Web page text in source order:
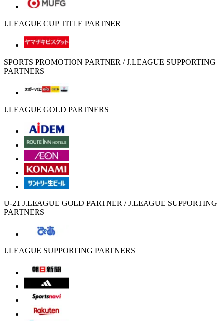
J.LEAGUE CUP TITLE PARTNER
SPORTS PROMOTION PARTNER / J.LEAGUE SUPPORTING
PARTNERS
J.LEAGUE GOLD PARTNERS
U-21 J.LEAGUE GOLD PARTNER / J.LEAGUE SUPPORTING
PARTNERS
J.LEAGUE SUPPORTING PARTNERS